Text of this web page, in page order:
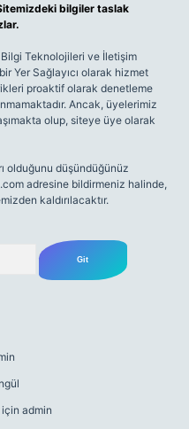
bilgiler taslak
Bilgi Teknolojileri ve İletişim
Yer Sağlayıcı olarak hizmet
proaktif olarak denetleme
Ancak, üyelerimiz
olup, siteye üye olarak
olduğunu düşündüğünüz
adresine bildirmeniz halinde,
kaldırılacaktır.
için admin